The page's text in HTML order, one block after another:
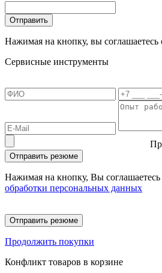
Отправить
Нажимая на кнопку, вы соглашаетесь
Сервисные инструменты
Отправить резюме
Нажимая на кнопку, Вы соглашаетесь
обработки персональных данных
Отправить резюме
Продолжить покупки
Конфликт товаров в корзине